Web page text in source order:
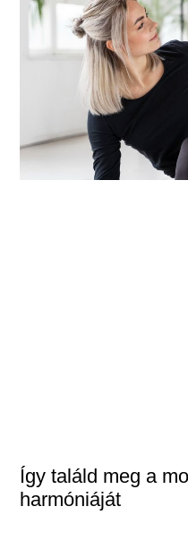
Így találd meg a
harmóniáját